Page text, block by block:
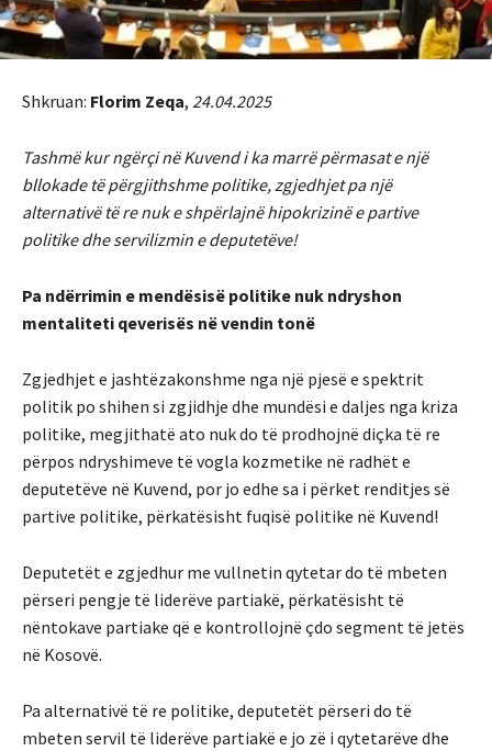
Shkruan: Florim Zeqa, 24.04.2025
Tashmë kur ngërçi në Kuvend i ka marrë përmasat e një
bllokade të përgjithshme politike, zgjedhjet pa një
alternativë të re nuk e shpërlajnë hipokrizinë e partive
politike dhe servilizmin e deputetëve!
Pa ndërrimin e mendësisë politike nuk ndryshon
mentaliteti qeverisës në vendin tonë
Zgjedhjet e jashtëzakonshme nga një pjesë e spektrit
politik po shihen si zgjidhje dhe mundësi e daljes nga kriza
politike, megjithatë ato nuk do të prodhojnë diçka të re
përpos ndryshimeve të vogla kozmetike në radhët e
deputetëve në Kuvend, por jo edhe sa i përket renditjes së
partive politike, përkatësisht fuqisë politike në Kuvend!
Deputetët e zgjedhur me vullnetin qytetar do të mbeten
përseri pengje të liderëve partiakë, përkatësisht të
nëntokave partiake që e kontrollojnë çdo segment të jetës
në Kosovë.
Pa alternativë të re politike, deputetët përseri do të
mbeten servil të liderëve partiakë e jo zë i qytetarëve dhe